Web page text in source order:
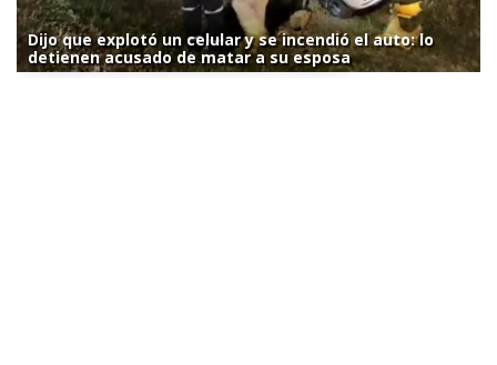
Dijo que explotó un celular y se incendió el auto: lo
detienen acusado de matar a su esposa